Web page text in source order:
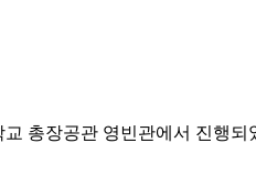
교 총장공관 영빈관에서 진행되